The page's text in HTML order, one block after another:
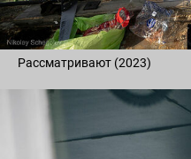
Рассматривают (2023)